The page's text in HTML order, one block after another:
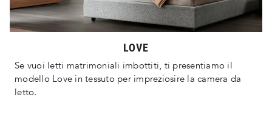
LOVE
Se vuoi letti matrimoniali imbottiti, ti presentiamo il
modello Love in tessuto per impreziosire la camera da
letto.